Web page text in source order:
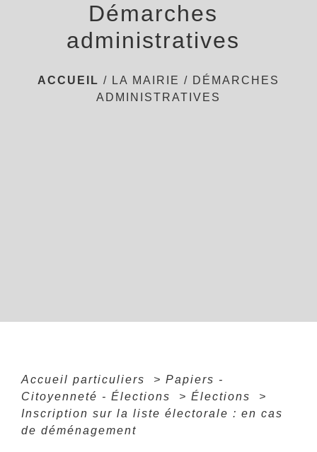
Démarches
administratives
ACCUEIL / LA MAIRIE / DÉMARCHES
ADMINISTRATIVES
Accueil particuliers > Papiers -
Citoyenneté - Élections
> Élections
>
Inscription sur la liste électorale : en cas
de déménagement